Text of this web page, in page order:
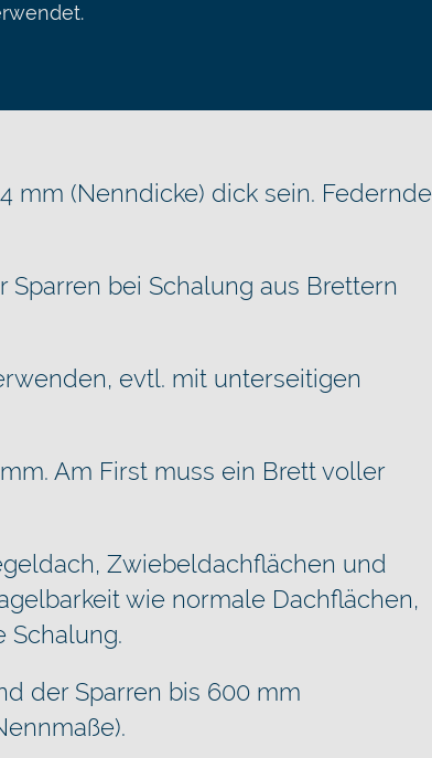
mm (Nenndicke) dick sein. Federnde
bei Schalung aus Brettern
evtl. mit unterseitigen
Am First muss ein Brett voller
Zwiebeldachflächen und
wie normale Dachflächen,
Schalung.
der Sparren bis 600 mm